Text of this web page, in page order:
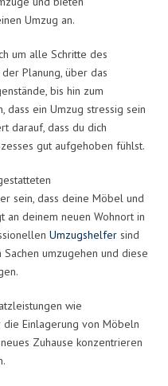
Umzug an.
um alle Schritte des
Planung, über das
bis hin zum
dass ein Umzug stressig sein
darauf, dass du dich
gut aufgehoben fühlst.
sein, dass deine Möbel und
an deinem neuen Wohnort in
Umzugshelfer sind
umzugehen und diese
wie
Einlagerung von Möbeln
Zuhause konzentrieren